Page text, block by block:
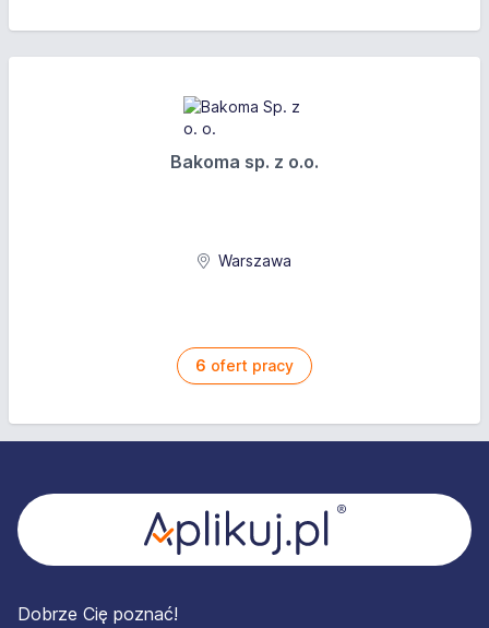
Bakoma sp. z o.o.
Warszawa
6 ofert pracy
Dobrze Cię poznać!